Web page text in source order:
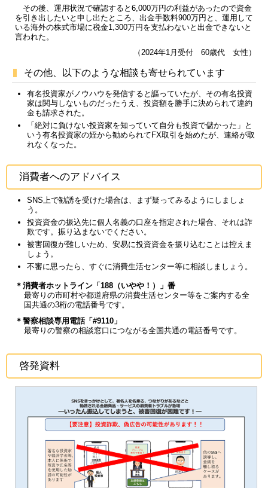
その後、運用状況で確認すると6,000万円の利益があったので資金
を引き出したいと申し出たところ、出金手数料900万円と、運用して
いる海外の株式市場に税金1,300万円を支払わないと出金できないと
言われた。
（2024年1月受付 60歳代 女性）
その他、以下のような相談も寄せられています
有名投資家がノウハウを発信すると謳っていたが、その有名投資
家は関与しないものだったうえ、投資額を勝手に決められて違約
金も請求された。
「絶対に負けない投資家を知っていて自分も投資で儲かった」と
いう有名投資家の姪から勧められてFX取引を始めたが、連絡が取
れなくなった。
消費者へのアドバイス
SNS上で勧誘を受けた場合は、まず疑ってみるようにしましょ
う。
投資資金の振込先に個人名義の口座を指定された場合、それは詐
欺です。振り込まないでください。
被害回復が難しいため、安易に投資資金を振り込むことは控えま
しょう。
不審に思ったら、すぐに消費生活センター等に相談しましょう。
＊消費者ホットライン「188（いやや！）」番
最寄りの市町村や都道府県の消費生活センター等をご案内する全
国共通の3桁の電話番号です。
＊警察相談専用電話「#9110」
最寄りの警察の相談窓口につながる全国共通の電話番号です。
啓発資料